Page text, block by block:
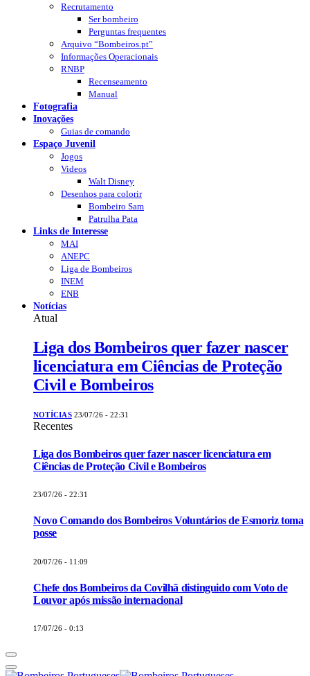
Recrutamento
Ser bombeiro
Perguntas frequentes
Arquivo “Bombeiros.pt”
Informações Operacionais
RNBP
Recenseamento
Manual
Fotografia
Inovações
Guias de comando
Espaço Juvenil
Jogos
Videos
Walt Disney
Desenhos para colorir
Bombeiro Sam
Patrulha Pata
Links de Interesse
MAI
ANEPC
Liga de Bombeiros
INEM
ENB
Notícias
Atual
Liga dos Bombeiros quer fazer nascer
licenciatura em Ciências de Proteção
Civil e Bombeiros
NOTÍCIAS 23/07/26 - 22:31
Recentes
Liga dos Bombeiros quer fazer nascer licenciatura em
Ciências de Proteção Civil e Bombeiros
23/07/26 - 22:31
Novo Comando dos Bombeiros Voluntários de Esmoriz toma
posse
20/07/26 - 11:09
Chefe dos Bombeiros da Covilhã distinguido com Voto de
Louvor após missão internacional
17/07/26 - 0:13